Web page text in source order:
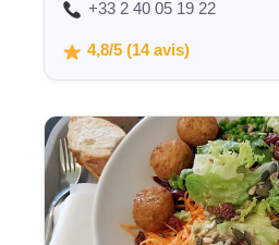
+33 2 40 05 19 22
4,8/5 (14 avis)